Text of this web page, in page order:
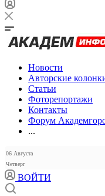
Новости
Авторские
Статьи
Фоторепортажи
Контакты
Форум
...
06 Августа
Четверг
ВОЙТИ